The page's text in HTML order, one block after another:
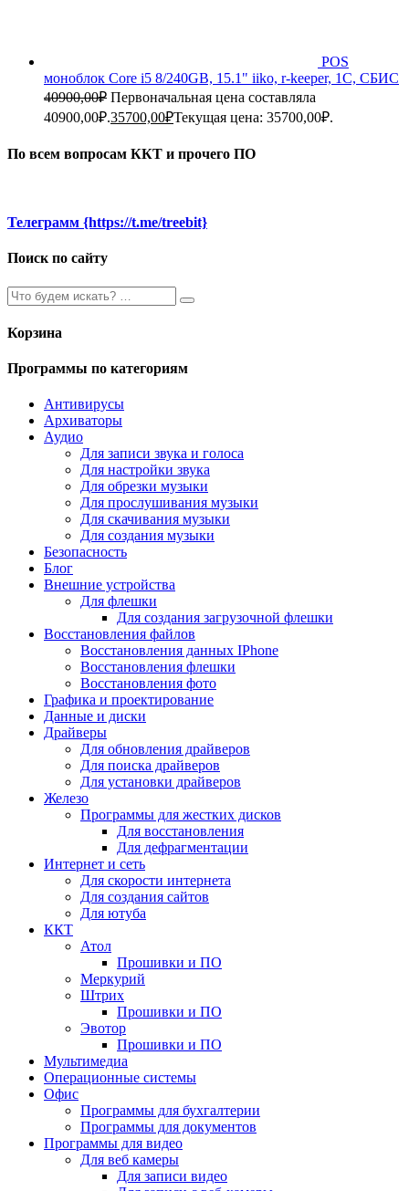
POS
моноблок Core i5 8/240GB, 15.1" iiko, r-keeper, 1C, СБИС
40900,00₽ Первоначальная цена составляла
40900,00₽.35700,00₽Текущая цена: 35700,00₽.
По всем вопросам ККТ и прочего ПО
Телеграмм {https://t.me/treebit}
Поиск по сайту
Корзина
Программы по категориям
Антивирусы
Архиваторы
Аудио
Для записи звука и голоса
Для настройки звука
Для обрезки музыки
Для прослушивания музыки
Для скачивания музыки
Для создания музыки
Безопасность
Блог
Внешние устройства
Для флешки
Для создания загрузочной флешки
Восстановления файлов
Восстановления данных IPhone
Восстановления флешки
Восстановления фото
Графика и проектирование
Данные и диски
Драйверы
Для обновления драйверов
Для поиска драйверов
Для установки драйверов
Железо
Программы для жестких дисков
Для восстановления
Для дефрагментации
Интернет и сеть
Для скорости интернета
Для создания сайтов
Для ютуба
ККТ
Атол
Прошивки и ПО
Меркурий
Штрих
Прошивки и ПО
Эвотор
Прошивки и ПО
Мультимедиа
Операционные системы
Офис
Программы для бухгалтерии
Программы для документов
Программы для видео
Для веб камеры
Для записи видео